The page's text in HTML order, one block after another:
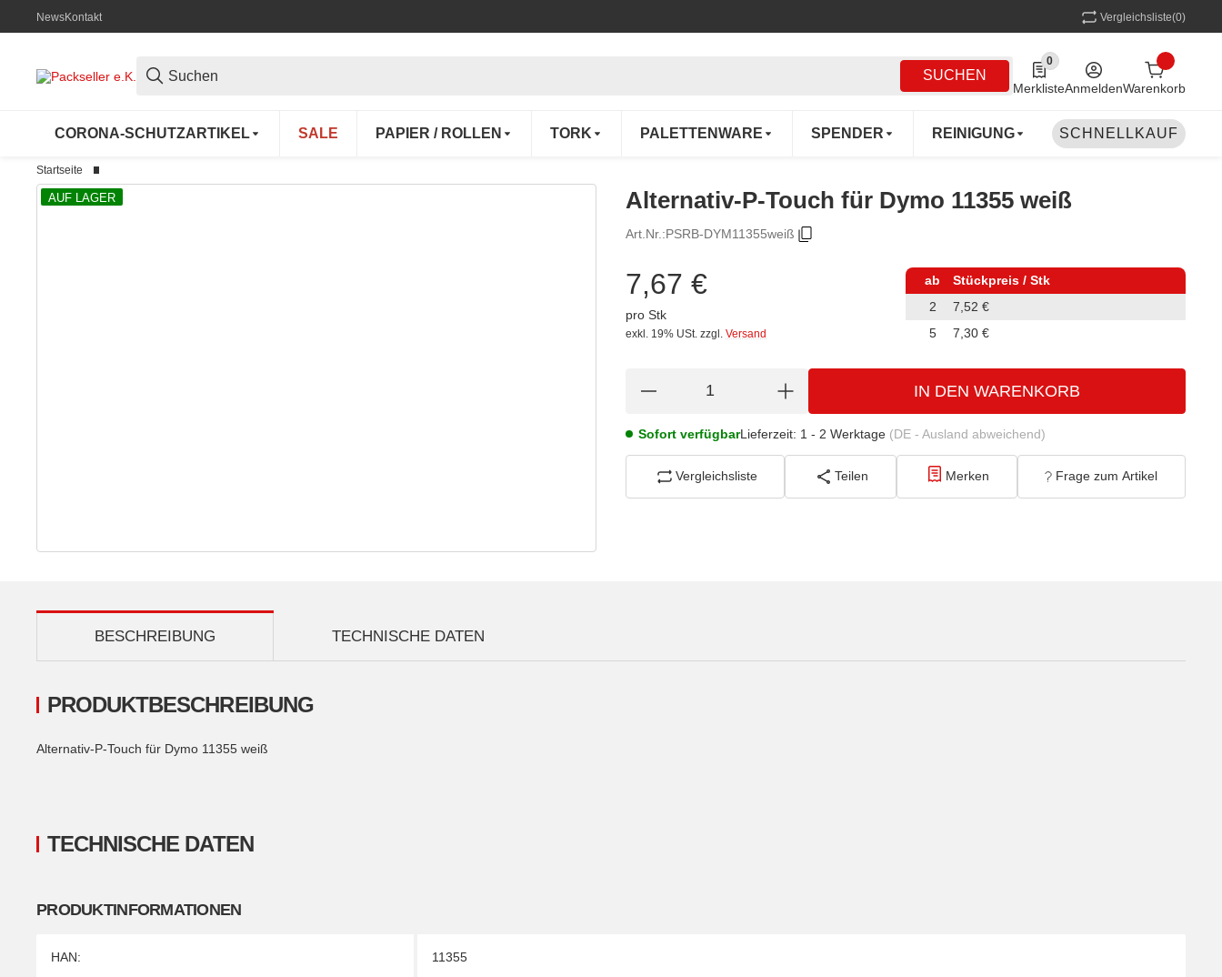
NewsKontakt Vergleichsliste(0)
SUCHEN
0
0 Produkte in der Liste
MerklisteAnmeldenWarenkorb
CORONA-SCHUTZARTIKEL SALE PAPIER / ROLLEN TORK PALETTENWARE SPENDER REINIGUNG MEHRWEG
SCHNELLKAUF
Startseite
AUF LAGER Alternativ-P-Touch für Dymo 11355 weiß
Art.Nr.:PSRB-DYM11355weiß
7,67 €
pro Stk
exkl. 19% USt. zzgl. Versand
ab
Stückpreis / Stk
2
7,52 €
5
7,30 €
IN DEN WARENKORB
Sofort verfügbarLieferzeit: 1 - 2 Werktage (DE - Ausland abweichend)
Vergleichsliste Teilen Merken Frage zum Artikel
TECHNISCHE DATEN
BESCHREIBUNG
TECHNISCHE DATEN
PRODUKTINFORMATIONEN
Produkteigenschaft
Wert
HAN: 11355
PRODUKTBESCHREIBUNG
Alternativ-P-Touch für Dymo 11355 weiß